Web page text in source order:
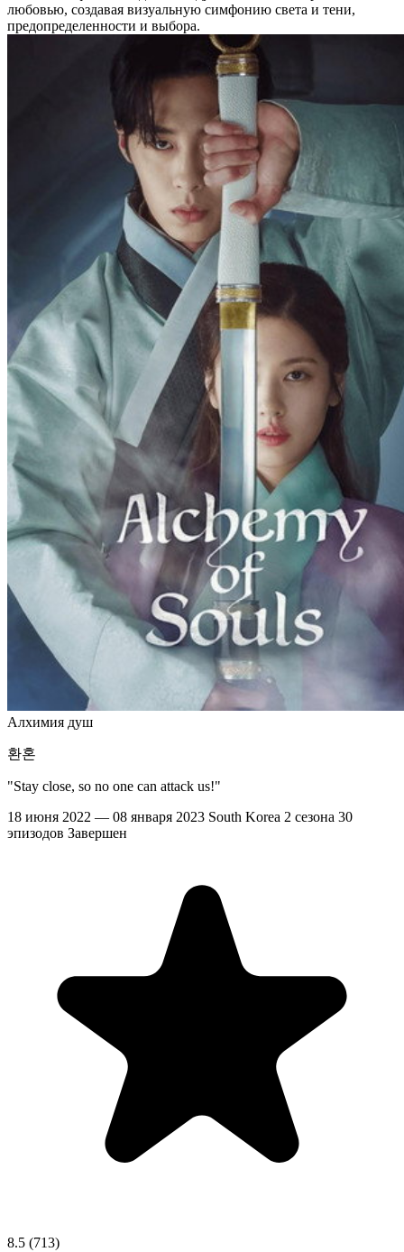
любовью, создавая визуальную симфонию света и тени,
предопределенности и выбора.
Алхимия душ
환혼
"Stay close, so no one can attack us!"
18 июня 2022 — 08 января 2023 South Korea 2 сезона 30
эпизодов Завершен
8.5 (713)